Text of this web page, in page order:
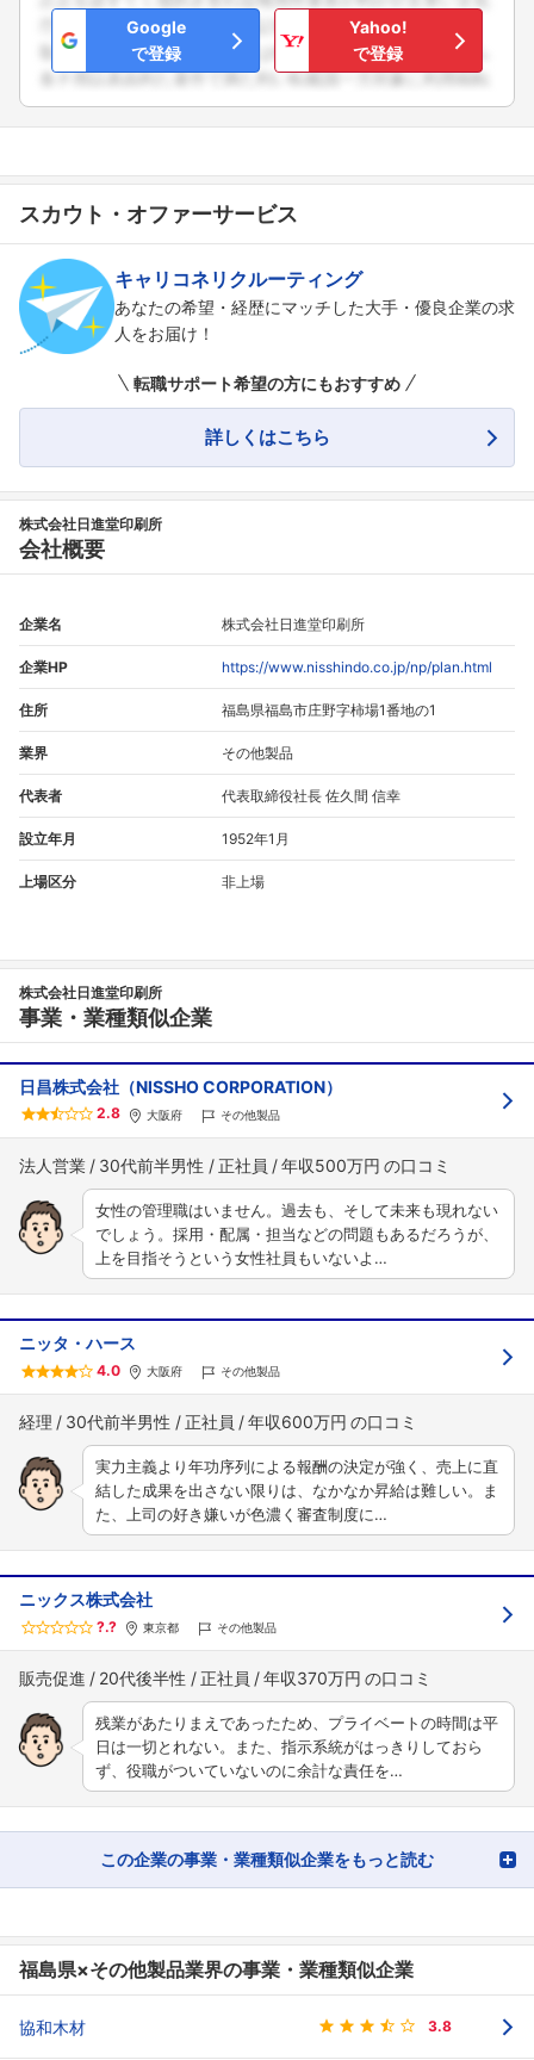
フォローしました
こちらの企業もフォローしませんか？
Google
で登録
Yahoo!
で登録
スカウト・オファーサービス
キャリコネリクルーティング
あなたの希望・経歴にマッチした大手・優良企業の求
人をお届け！
転職サポート希望の方にもおすすめ
詳しくはこちら
株式会社日進堂印刷所
会社概要
企業名 株式会社日進堂印刷所
企業HP https://www.nisshindo.co.jp/np/plan.html
住所 福島県福島市庄野字柿場1番地の1
業界 その他製品
代表者 代表取締役社長 佐久間 信幸
設立年月 1952年1月
上場区分 非上場
株式会社日進堂印刷所
事業・業種類似企業
日昌株式会社（NISSHO CORPORATION）
2.8 大阪府 その他製品
法人営業 30代前半男性 正社員 年収500万円
女性の管理職はいません。過去も、そして未来も現れない
でしょう。採用・配属・担当などの問題もあるだろうが、
上を目指そうという女性社員もいないよ…
ニッタ・ハース
4.0 大阪府 その他製品
経理 30代前半男性 正社員 年収600万円
実力主義より年功序列による報酬の決定が強く、売上に直
結した成果を出さない限りは、なかなか昇給は難しい。ま
た、上司の好き嫌いが色濃く審査制度に…
ニックス株式会社
?.? 東京都 その他製品
販売促進 20代後半性 正社員 年収370万円
残業があたりまえであったため、プライベートの時間は平
日は一切とれない。また、指示系統がはっきりしておら
ず、役職がついていないのに余計な責任を…
この企業の事業・業種類似企業をもっと読む
福島県×その他製品業界の事業・業種類似企業
協和木材 3.8